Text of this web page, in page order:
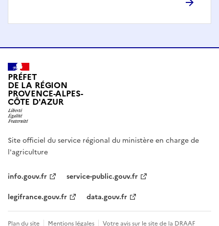
PRÉFET
DE LA RÉGION
PROVENCE-ALPES-
CÔTE D'AZUR
Site officiel du service régional du ministère en charge de
l'agriculture
info.gouv.fr
service-public.gouv.fr
legifrance.gouv.fr
data.gouv.fr
Plan du site Mentions légales Votre avis sur le site de la DRAAF